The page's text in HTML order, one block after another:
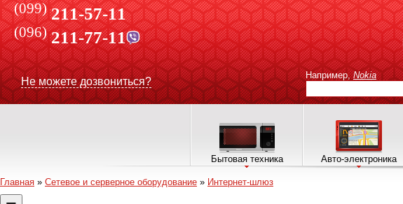
(099) 211-57-11
(096)211-77-11
Не можете дозвониться?
Например, Nokia
Бытовая техника Авто-электроника
Главная » Сетевое и серверное оборудование » Интернет-шлюз